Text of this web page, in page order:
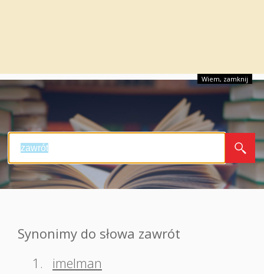
Wiem, zamknij
Synonimy do słowa zawrót
1.
imelman